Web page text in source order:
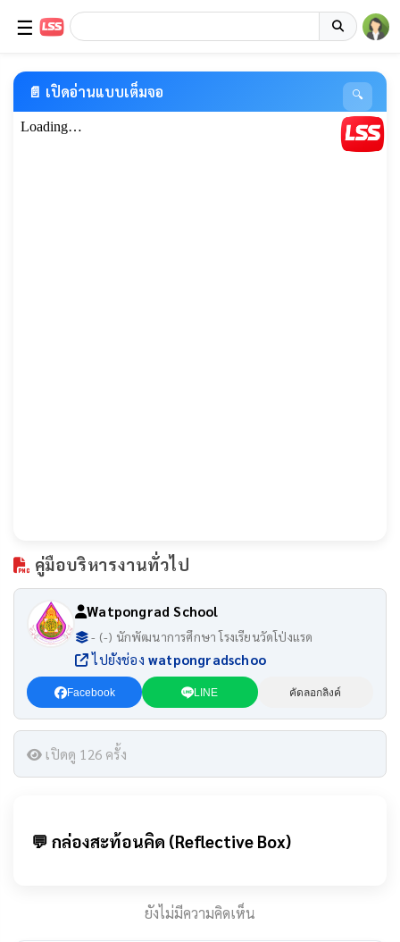
☰
📄 เปิดอ่านแบบเต็มจอ 🔍
คู่มือบริหารงานทั่วไป
Watpongrad School
- (-) นักพัฒนาการศึกษา โรงเรียนวัดโป่งแรด
ไปยังช่องwatpongradschoo
Facebook LINE คัดลอกลิงค์
เปิดดู 126 ครั้ง
💬 กล่องสะท้อนคิด (Reflective Box)
ยังไม่มีความคิดเห็น